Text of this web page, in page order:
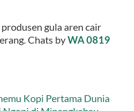
gula aren cair
Chats byWA 0819
Kopi Pertama Dunia